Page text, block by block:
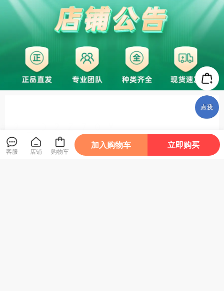
客服 店铺 购物车
加入购物车 立即购买